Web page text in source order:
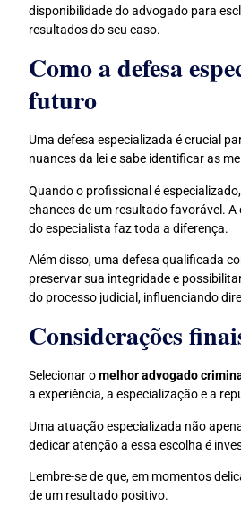
disponibilidade do advogado para
resultados do seu caso.
Como a defesa
futuro
Uma defesa especializada é crucial
nuances da lei e sabe identificar as
Quando o profissional é
chances de um resultado favorável.
do especialista faz toda a diferença.
Além disso, uma defesa qualificada
preservar sua integridade e
do processo judicial, influenciando
Considerações
Selecionar omelhor advogado
a experiência, a especialização e a
Uma atuação especializada não
dedicar atenção a essa escolha é
Lembre-se de que, em momentos
de um resultado positivo.